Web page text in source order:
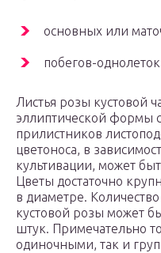
основных или
побегов-
Листья розы кустовой
эллиптической формы
прилистников
цветоноса, в
культивации, может
Цветы достаточно
в диаметре.
кустовой розы может
штук. Примечательно
одиночными, так и